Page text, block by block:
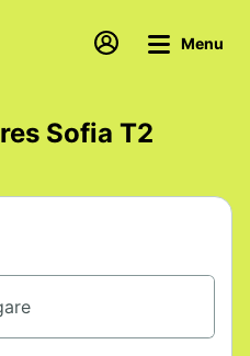
Menu
Sofia T2